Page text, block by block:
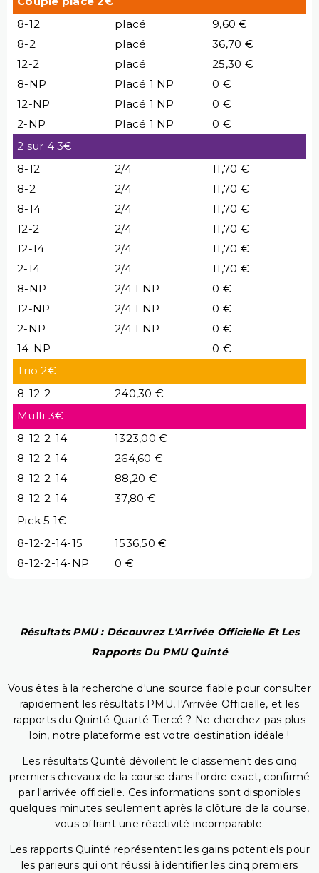
8-12
placé
9,60 €
8-2
placé
36,70 €
12-2
placé
25,30 €
8-NP
Placé 1 NP
0 €
12-NP
Placé 1 NP
0 €
2-NP
Placé 1 NP
0 €
2 sur 4 3€
8-12
2/4
11,70 €
8-2
2/4
11,70 €
8-14
2/4
11,70 €
12-2
2/4
11,70 €
12-14
2/4
11,70 €
2-14
2/4
11,70 €
8-NP
2/4 1 NP
0 €
12-NP
2/4 1 NP
0 €
2-NP
2/4 1 NP
0 €
14-NP
0 €
Trio 2€
8-12-2
240,30 €
Multi 3€
8-12-2-14
1323,00 €
8-12-2-14
264,60 €
8-12-2-14
88,20 €
8-12-2-14
37,80 €
Pick 5 1€
8-12-2-14-15
1536,50 €
8-12-2-14-NP
0 €
Résultats PMU : Découvrez L'Arrivée Officielle Et Les
Rapports Du PMU Quinté
Vous êtes à la recherche d'une source fiable pour consulter
rapidement les résultats PMU, l'Arrivée Officielle, et les
rapports du Quinté Quarté Tiercé ? Ne cherchez pas plus
loin, notre plateforme est votre destination idéale !
Les résultats Quinté dévoilent le classement des cinq
premiers chevaux de la course dans l'ordre exact, confirmé
par l'arrivée officielle. Ces informations sont disponibles
quelques minutes seulement après la clôture de la course,
vous offrant une réactivité incomparable.
Les rapports Quinté représentent les gains potentiels pour
les parieurs qui ont réussi à identifier les cinq premiers